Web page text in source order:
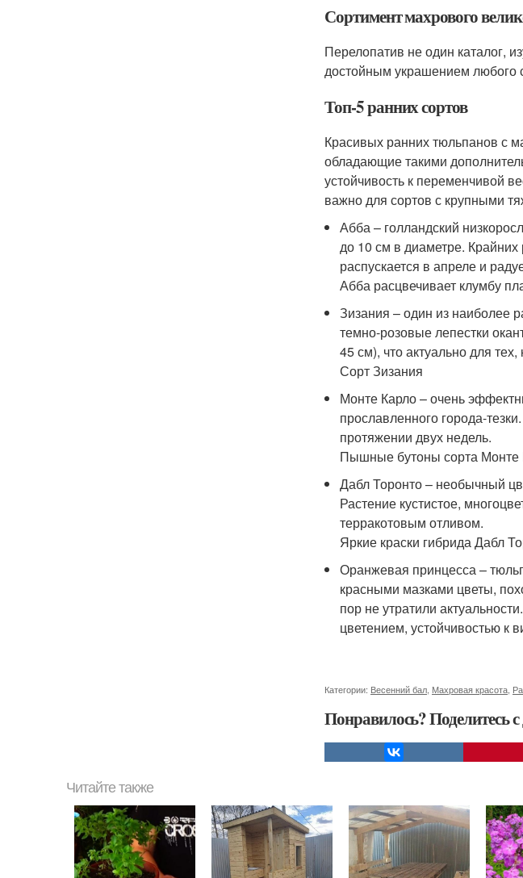
Сортимент махрового
Перелопатив не один каталог,
достойным украшением любого
Топ-5 ранних сортов
Красивых ранних тюльпанов с
обладающие такими
устойчивость к переменчивой
важно для сортов с крупными
Абба – голландский
до 10 см в диаметре.
распускается в апреле и
Абба расцвечивает клумбу
Зизания – один из наиболее
темно-розовые лепестки
45 см), что актуально для
Сорт Зизания
Монте Карло – очень
прославленного города-
протяжении двух недель.
Пышные бутоны сорта Монте
Дабл Торонто – необычный
Растение кустистое,
терракотовым отливом.
Яркие краски гибрида Дабл
Оранжевая принцесса –
красными мазками цветы,
пор не утратили
цветением, устойчивостью к
Категории: Весенний бал Махровая красота
Понравилось? Поделитесь
Читайте также